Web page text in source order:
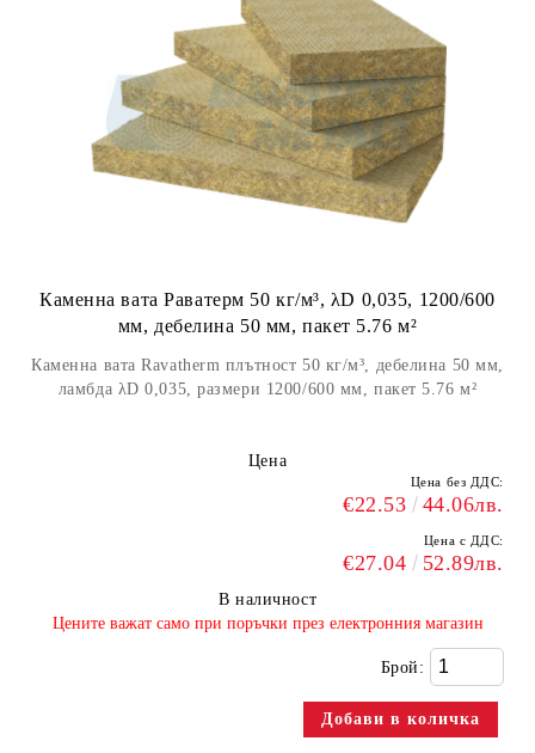
Каменна вата Раватерм 50 кг/м³, λD 0,035, 1200/600
мм, дебелина 50 мм, пакет 5.76 м²
Каменна вата Ravatherm плътност 50 кг/м³, дебелина 50 мм,
ламбда λD 0,035, размери 1200/600 мм, пакет 5.76 м²
Цена
Цена без ДДС:
€22.53 44.06лв.
Цена с ДДС:
€27.04 52.89лв.
В наличност
​Цените важат само при поръчки през електронния магазин
Брой: